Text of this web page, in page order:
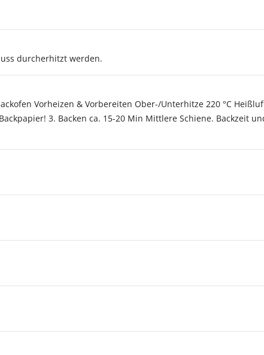
durcherhitzt werden.
Vorheizen & Vorbereiten Ober-/Unterhitze 220 °C
3. Backen ca. 15-20 Min Mittlere Schiene. Backzeit